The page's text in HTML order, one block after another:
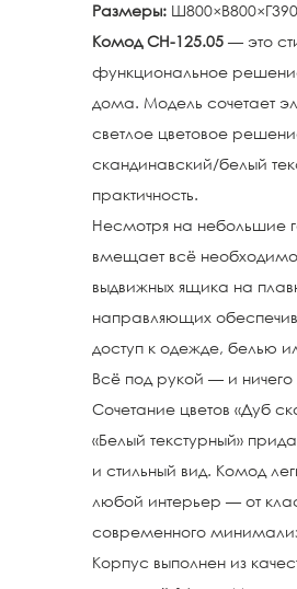
Размеры:
Комод СН-125.05 — это
функциональное
дома. Модель сочетает
светлое цветовое
скандинавский/белый
практичность.
Несмотря на небольшие
вмещает всё
выдвижных ящика на
направляющих
доступ к одежде, белью
Всё под рукой — и
Сочетание цветов «Дуб
«Белый текстурный»
и стильный вид. Комод
любой интерьер — от
современного
Корпус выполнен из